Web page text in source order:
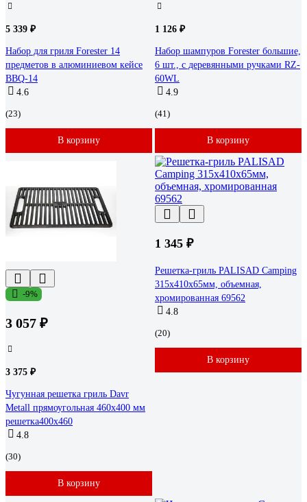
5 339 ₽
Набор для гриля Forester 14
предметов в алюминиевом кейсе
BBQ-14
4.6
(23)
В корзину
1 126 ₽
Набор шампуров Forester большие,
6 шт., с деревянными ручками RZ-
60WL
4.9
(41)
В корзину
-9%
3 057 ₽
3 375 ₽
Чугунная решетка гриль Davr
Metall прямоугольная 460x400 мм
решетка400х460
4.8
(30)
В корзину
1 345 ₽
Решетка-гриль PALISAD Camping
315x410х65мм, объемная,
хромированная 69562
4.8
(20)
В корзину